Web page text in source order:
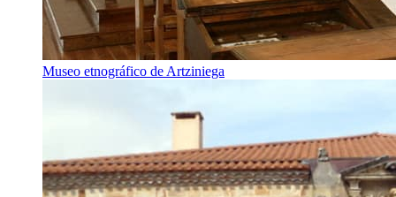
Museo etnográfico de Artziniega